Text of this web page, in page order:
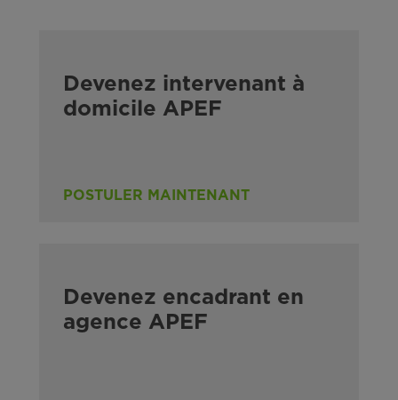
Devenez intervenant à
domicile APEF
POSTULER MAINTENANT
Devenez encadrant en
agence APEF